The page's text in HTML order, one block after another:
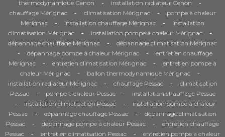
thermodynamique Cenon
- installation radiateur Cenon -
chauffage Mérignac - climatisation Mérignac -
pompe à chaleur
Mérignac
- installation chauffage Mérignac -
installation
climatisation Mérignac
- installation pompe à chaleur Mérignac -
dépannage chauffage Mérignac - dépannage climatisation Mérignac
- dépannage pompe à chaleur Mérignac -
entretien chauffage
Mérignac
- entretien climatisation Mérignac -
entretien pompe à
chaleur Mérignac
- ballon thermodynamique Mérignac -
installation radiateur Mérignac - chauffage Pessac -
climatisation
Pessac
- pompe à chaleur Pessac - installation chauffage Pessac
- installation climatisation Pessac -
installation pompe à chaleur
Pessac
- dépannage chauffage Pessac -
dépannage climatisation
Pessac
- dépannage pompe à chaleur Pessac -
entretien chauffage
Pessac
- entretien climatisation Pessac -
entretien pompe à chaleur